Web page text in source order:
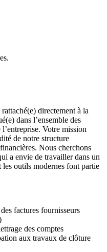
directement à la
dans l’ensemble des
Votre mission
de notre structure
Nous cherchons
a envie de travailler dans un
outils modernes font partie
factures fournisseurs
des comptes
aux travaux de clôture